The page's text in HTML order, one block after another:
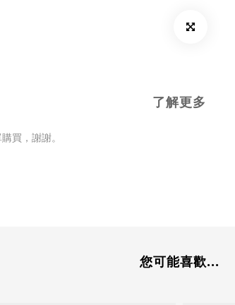
了解更多
買，謝謝。
您可能喜歡...